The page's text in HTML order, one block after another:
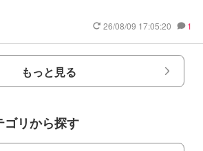
26/08/09 17:05:20 1
もっと見る
ゴリから探す